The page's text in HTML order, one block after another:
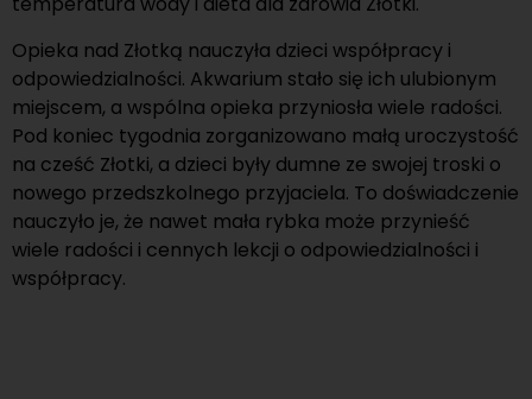
Opieka nad Złotką nauczyła dzieci współpracy i
odpowiedzialności. Akwarium stało się ich ulubionym
miejscem, a wspólna opieka przyniosła wiele radości.
Pod koniec tygodnia zorganizowano małą uroczystość
na cześć Złotki, a dzieci były dumne ze swojej troski o
nowego przedszkolnego przyjaciela. To doświadczenie
nauczyło je, że nawet mała rybka może przynieść
wiele radości i cennych lekcji o odpowiedzialności i
współpracy.